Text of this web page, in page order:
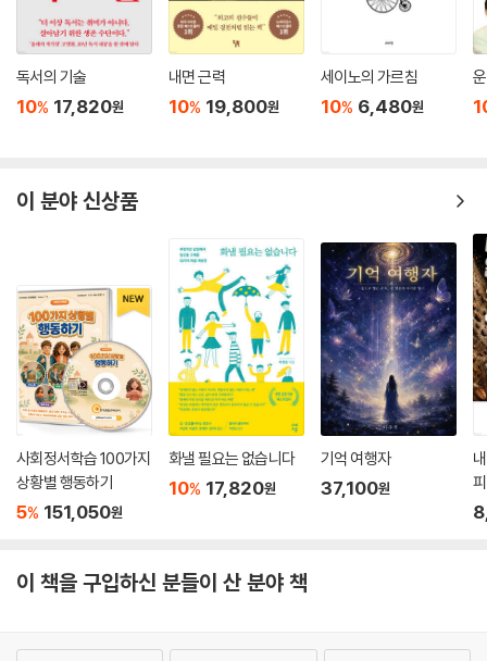
독서의 기술
10% 17,820원
내면 근력
10% 19,800원
세이노의 가르침
10% 6,480원
이 분야 신상품
사회정서학습 100가지
상황별 행동하기
5% 151,050원
화낼 필요는 없습니다
10% 17,820원
기억 여행자
37,100원
이 책을 구입하신 분들이 산 분야 책